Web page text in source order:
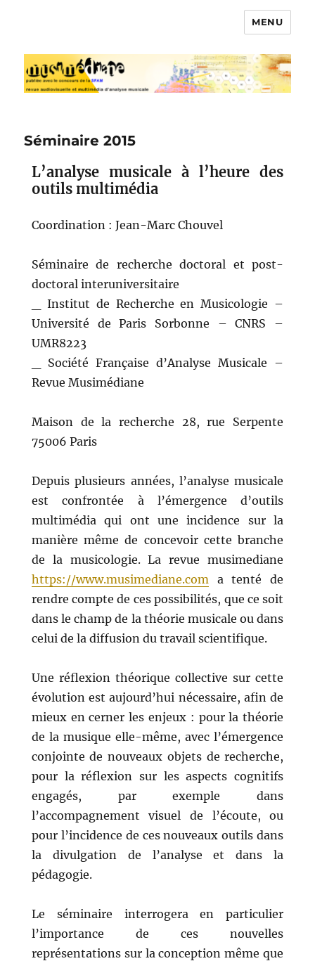
MENU
Séminaire 2015
L’analyse musicale à l’heure des
outils multimédia
Coordination : Jean-Marc Chouvel
Séminaire de recherche doctoral et post-
doctoral interuniversitaire
_ Institut de Recherche en Musicologie –
Université de Paris Sorbonne – CNRS –
UMR8223
_ Société Française d’Analyse Musicale –
Revue Musimédiane
Maison de la recherche 28, rue Serpente
75006 Paris
Depuis plusieurs années, l’analyse musicale
est confrontée à l’émergence d’outils
multimédia qui ont une incidence sur la
manière même de concevoir cette branche
de la musicologie. La revue musimediane
https://www.musimediane.com a tenté de
rendre compte de ces possibilités, que ce soit
dans le champ de la théorie musicale ou dans
celui de la diffusion du travail scientifique.
Une réflexion théorique collective sur cette
évolution est aujourd’hui nécessaire, afin de
mieux en cerner les enjeux : pour la théorie
de la musique elle-même, avec l’émergence
conjointe de nouveaux objets de recherche,
pour la réflexion sur les aspects cognitifs
engagés, par exemple dans
l’accompagnement visuel de l’écoute, ou
pour l’incidence de ces nouveaux outils dans
la divulgation de l’analyse et dans la
pédagogie.
Le séminaire interrogera en particulier
l’importance de ces nouvelles
représentations sur la conception même que